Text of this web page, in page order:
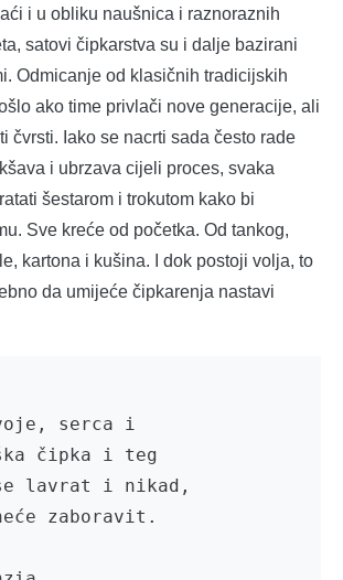
i u obliku naušnica i raznoraznih
satovi čipkarstva su i dalje bazirani
Odmicanje od klasičnih tradicijskih
ako time privlači nove generacije, ali
čvrsti. Iako se nacrti sada često rade
i ubrzava cijeli proces, svaka
šestarom i trokutom kako bi
Sve kreće od početka. Od tankog,
kartona i kušina. I dok postoji volja, to
da umijeće čipkarenja nastavi
serca i
čipka i teg
lavrat i nikad,
zaboravit.